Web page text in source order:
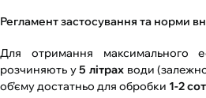
Регламент застосування та норми
Для отримання максимального
розчиняють у5 літрахводи (залежно
об’єму достатньо для обробки 1-2